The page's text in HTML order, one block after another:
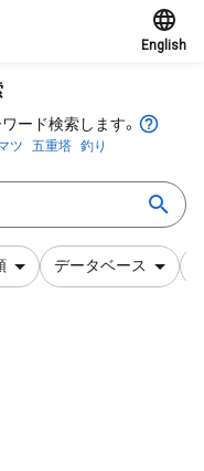
English
ード検索します。
ツ 五重塔 釣り
データベース